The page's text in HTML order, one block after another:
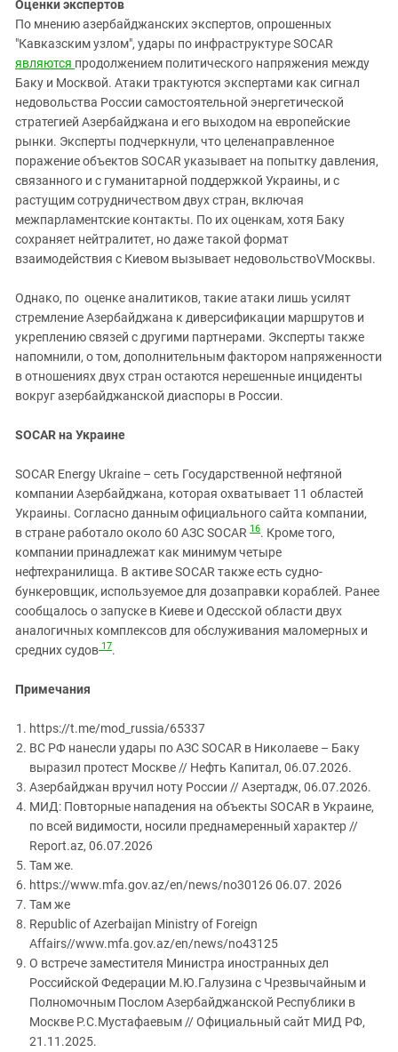
Оценки экспертов
По мнению азербайджанских экспертов, опрошенных
"Кавказским узлом", удары по инфраструктуреSOCAR
являются продолжением политического напряжения между
Баку и Москвой. Атаки трактуются экспертами как сигнал
недовольства России самостоятельной энергетической
стратегией Азербайджана и его выходом на европейские
рынки. Эксперты подчеркнули, что целенаправленное
поражение объектов SOCAR указывает на попытку давления,
связанного и с гуманитарной поддержкой Украины, и c
растущим сотрудничеством двух стран, включая
межпарламентские контакты. По их оценкам, хотя Баку
сохраняет нейтралитет, но даже такой формат
взаимодействия с Киевом вызывает недовольствоVМосквы.
Однако, по оценке аналитиков, такие атаки лишь усилят
стремление Азербайджана к диверсификации маршрутов и
укреплению связей с другими партнерами. Эксперты также
напомнили, о том, дополнительным фактором напряженности
в отношениях двух стран остаются нерешенные инциденты
вокруг азербайджанской диаспоры в России.
SOCAR на Украине
SOCAR Energy Ukraine – сеть Государственной нефтяной
компании Азербайджана, которая охватывает 11 областей
Украины. Согласно данным официального сайта компании,
в стране работало около 60 АЗС SOCAR 16. Кроме того,
компании принадлежат как минимум четыре
нефтехранилища. В активе SOCAR также есть судно-
бункеровщик, используемое для дозаправки кораблей. Ранее
сообщалось о запуске в Киеве и Одесской области двух
аналогичных комплексов для обслуживания маломерных и
средних судов 17.
Примечания
https://t.me/mod_russia/65337
ВС РФ нанесли удары по АЗС SOCAR в Николаеве – Баку
выразил протест Москве // Нефть Капитал, 06.07.2026.
Азербайджан вручил ноту России // Азертадж, 06.07.2026.
МИД: Повторные нападения на объекты SOCAR в Украине,
по всей видимости, носили преднамеренный характер //
Report.az, 06.07.2026
Там же.
https://www.mfa.gov.az/en/news/no30126 06.07. 2026
Там же
Republic of Azerbaijan Ministry of Foreign
Affairs//www.mfa.gov.az/en/news/no43125
О встрече заместителя Министра иностранных дел
Российской Федерации М.Ю.Галузина с Чрезвычайным и
Полномочным Послом Азербайджанской Республики в
Москве Р.С.Мустафаевым // Официальный сайт МИД РФ,
21.11.2025.